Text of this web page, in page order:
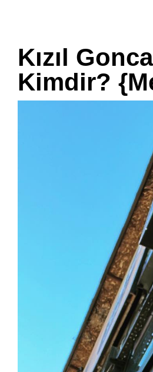
Kızıl
Kimdir?